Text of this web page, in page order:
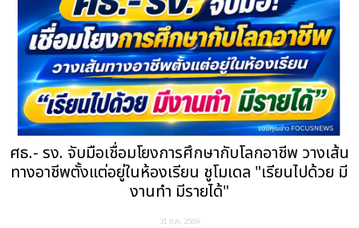
ศธ.- รง. จับมือเชื่อมโยงการศึกษากับโลกอาชีพ วางเส้น
ทางอาชีพตั้งแต่อยู่ในห้องเรียน ชูโมเดล "เรียนไปด้วย มี
งานทำ มีรายได้"
31 ก.ค. 2569